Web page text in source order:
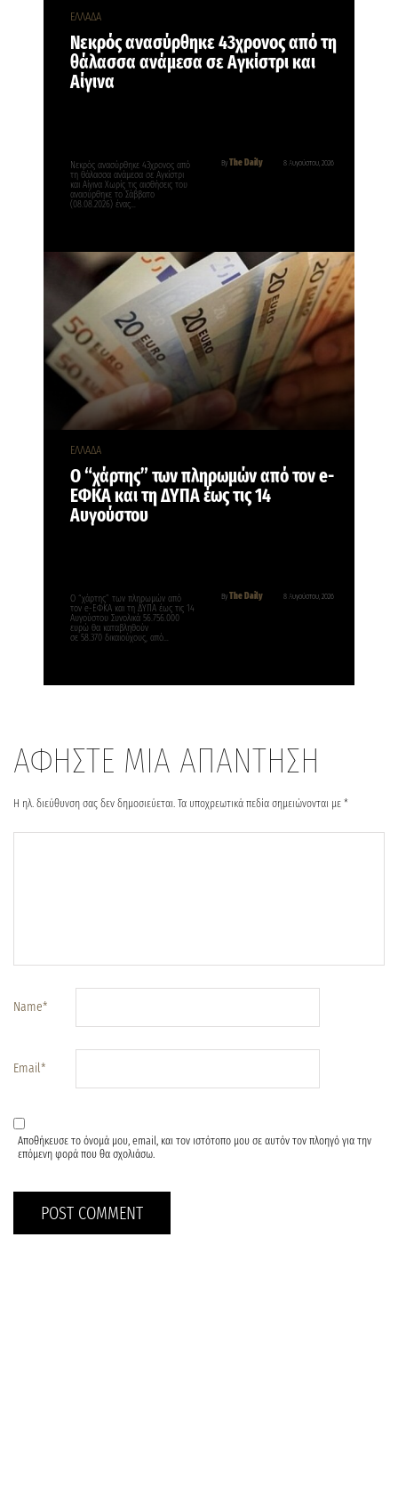
ΕΛΛΑΔΑ
Νεκρός ανασύρθηκε 43χρονος από τη
θάλασσα ανάμεσα σε Αγκίστρι και
Αίγινα
By The Daily 8 Αυγούστου, 2026
Νεκρός ανασύρθηκε 43χρονος από
τη θάλασσα ανάμεσα σε Αγκίστρι
και Αίγινα Χωρίς τις αισθήσεις του
ανασύρθηκε το Σάββατο
(08.08.2026) ένας…
ΕΛΛΑΔΑ
Ο “χάρτης” των πληρωμών από τον e-
ΕΦΚΑ και τη ΔΥΠΑ έως τις 14
Αυγούστου
By The Daily 8 Αυγούστου, 2026
Ο “χάρτης” των πληρωμών από
τον e-ΕΦΚΑ και τη ΔΥΠΑ έως τις 14
Αυγούστου Συνολικά 56.756.000
ευρώ θα καταβληθούν
σε 58.370 δικαιούχους, από…
ΑΦΗΣΤΕ ΜΙΑ ΑΠΑΝΤΗΣΗ
Η ηλ. διεύθυνση σας δεν δημοσιεύεται. Τα υποχρεωτικά πεδία σημειώνονται με *
Name*
Email*
Αποθήκευσε το όνομά μου, email, και τον ιστότοπο μου σε αυτόν τον πλοηγό για την
επόμενη φορά που θα σχολιάσω.